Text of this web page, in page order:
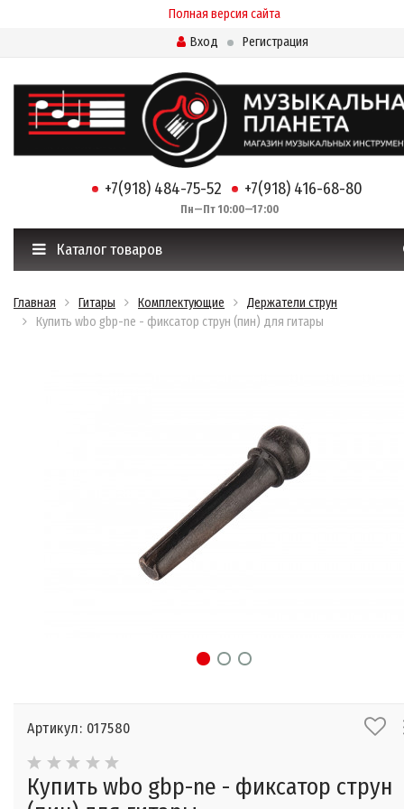
Полная версия сайта
Вход
Регистрация
+7(918) 484-75-52 +7(918) 416-68-80
Пн—Пт 10:00—17:00
Каталог товаров
Главная Гитары Комплектующие
Держатели струн
Купить wbo gbp-ne - фиксатор струн (пин) для гитары
Артикул: 017580
Купить wbo gbp-ne - фиксатор струн